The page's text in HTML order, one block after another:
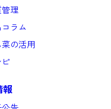
理
ラム
菜の活用
ピ
報